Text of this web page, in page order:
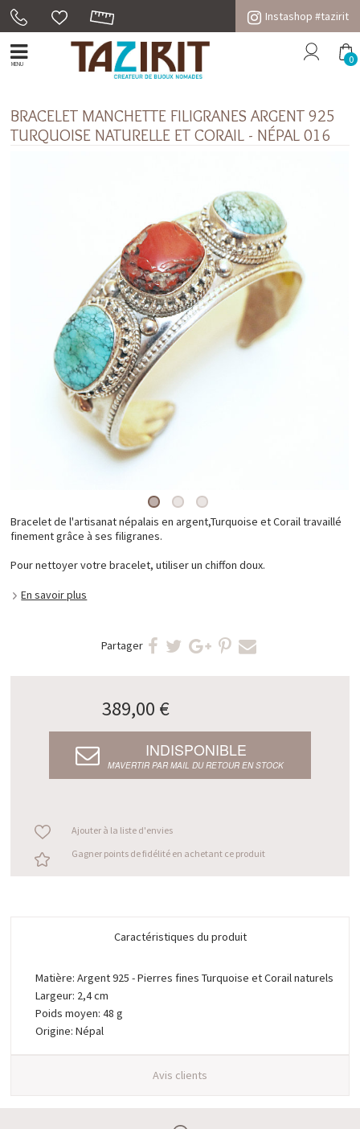
Instashop #tazirit
MENU 0
BRACELET MANCHETTE FILIGRANES ARGENT 925
TURQUOISE NATURELLE ET CORAIL - NÉPAL 016
Bracelet de l'artisanat népalais en argent,Turquoise et Corail travaillé
finement grâce à ses filigranes.
Pour nettoyer votre bracelet, utiliser un chiffon doux.
En savoir plus
Partager
389,00 €
INDISPONIBLE
M’AVERTIR PAR MAIL DU RETOUR EN STOCK
Ajouter à la liste d'envies
Gagner points de fidélité en achetant ce produit
Caractéristiques du produit
Matière: Argent 925 - Pierres fines Turquoise et Corail naturels
Largeur: 2,4 cm
Poids moyen: 48 g
Origine: Népal
Avis clients